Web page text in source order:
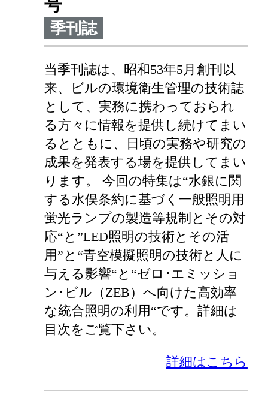
号
季刊誌
当季刊誌は、昭和53年5月創刊以
来、ビルの環境衛生管理の技術誌
として、実務に携わっておられ
る方々に情報を提供し続けてまい
るとともに、日頃の実務や研究の
成果を発表する場を提供してまい
ります。 今回の特集は“水銀に関
する水俣条約に基づく一般照明用
蛍光ランプの製造等規制とその対
応“と”LED照明の技術とその活
用”と“青空模擬照明の技術と人に
与える影響“と“ゼロ･エミッショ
ン･ビル（ZEB）へ向けた高効率
な統合照明の利用“です。詳細は
目次をご覧下さい。
詳細はこちら